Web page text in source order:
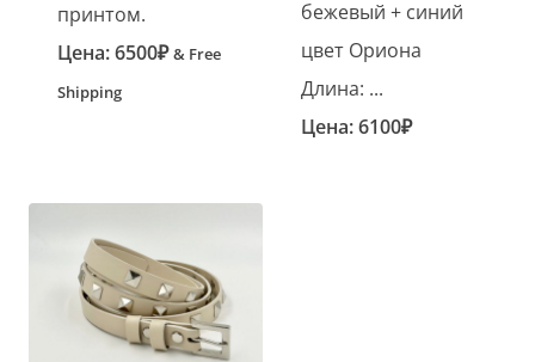
принтом.
Цена:6500₽ & Free
Shipping
бежевый + синий
цвет Ориона
Длина: ...
Цена:6100₽